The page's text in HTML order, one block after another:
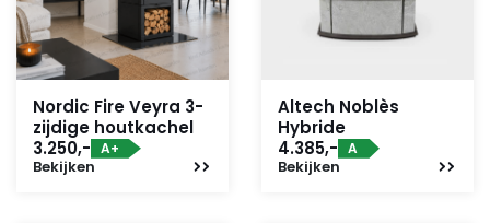
Nordic Fire Veyra 3-
zijdige houtkachel
3.250,- A+
Bekijken
Altech Noblès
Hybride
4.385,- A
Bekijken